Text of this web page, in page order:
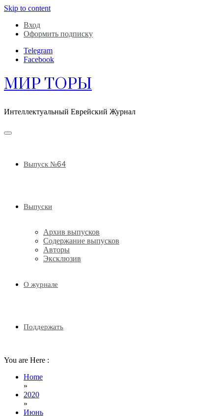
Skip to content
Вход
Оформить подписку
Telegram
Facebook
МИР ТОРЫ
Интеллектуальный Еврейский Журнал
Выпуск №64
Выпуски
Архив выпусков
Содержание выпусков
Авторы
Эксклюзив
О журнале
Поддержать
You are Here :
Home
»
2020
»
Июнь